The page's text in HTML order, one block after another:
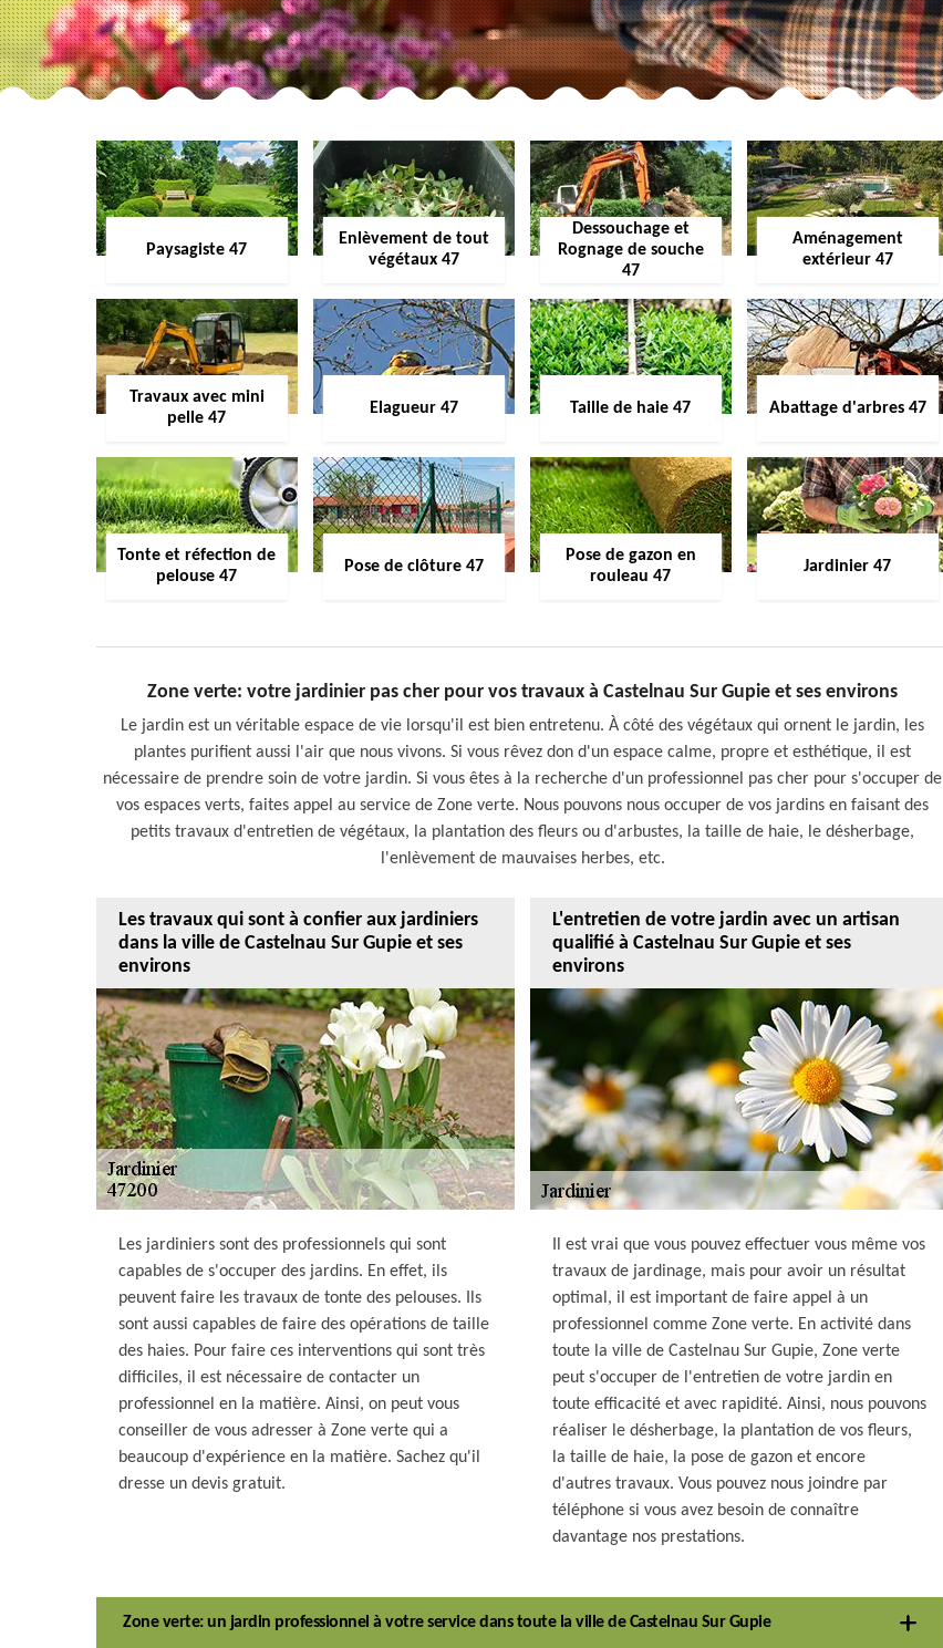
Paysagiste 47
Enlèvement de tout
végétaux 47
Dessouchage et
Rognage de souche
47
Aménagement
extérieur 47
Travaux avec mini
pelle 47
Elagueur 47 Taille de haie 47 Abattage d'arbres 47
Tonte et réfection de
pelouse 47
Pose de clôture 47
Pose de gazon en
rouleau 47
Jardinier 47
Zone verte: votre jardinier pas cher pour vos travaux à Castelnau Sur Gupie et ses environs
Le jardin est un véritable espace de vie lorsqu'il est bien entretenu. À côté des végétaux qui ornent le jardin, les
plantes purifient aussi l'air que nous vivons. Si vous rêvez don d'un espace calme, propre et esthétique, il est
nécessaire de prendre soin de votre jardin. Si vous êtes à la recherche d'un professionnel pas cher pour s'occuper de
vos espaces verts, faites appel au service de Zone verte. Nous pouvons nous occuper de vos jardins en faisant des
petits travaux d'entretien de végétaux, la plantation des fleurs ou d'arbustes, la taille de haie, le désherbage,
l'enlèvement de mauvaises herbes, etc.
Les travaux qui sont à confier aux jardiniers
dans la ville de Castelnau Sur Gupie et ses
environs
Les jardiniers sont des professionnels qui sont
capables de s'occuper des jardins. En effet, ils
peuvent faire les travaux de tonte des pelouses. Ils
sont aussi capables de faire des opérations de taille
des haies. Pour faire ces interventions qui sont très
difficiles, il est nécessaire de contacter un
professionnel en la matière. Ainsi, on peut vous
conseiller de vous adresser à Zone verte qui a
beaucoup d'expérience en la matière. Sachez qu'il
dresse un devis gratuit.
L'entretien de votre jardin avec un artisan
qualifié à Castelnau Sur Gupie et ses
environs
Il est vrai que vous pouvez effectuer vous même vos
travaux de jardinage, mais pour avoir un résultat
optimal, il est important de faire appel à un
professionnel comme Zone verte. En activité dans
toute la ville de Castelnau Sur Gupie, Zone verte
peut s'occuper de l'entretien de votre jardin en
toute efficacité et avec rapidité. Ainsi, nous pouvons
réaliser le désherbage, la plantation de vos fleurs,
la taille de haie, la pose de gazon et encore
d'autres travaux. Vous pouvez nous joindre par
téléphone si vous avez besoin de connaître
davantage nos prestations.
Zone verte: un jardin professionnel à votre service dans toute la ville de Castelnau Sur Gupie